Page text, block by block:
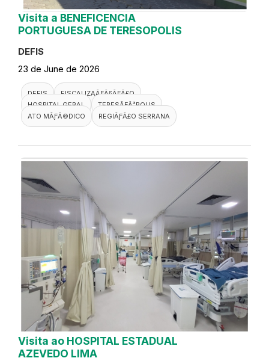
Visita a BENEFICENCIA
PORTUGUESA DE TERESOPOLIS
DEFIS
23 de June de 2026
DEFIS
FISCALIZAÃƑÂ§ÃƑÂ£O
HOSPITAL GERAL
TERESÃƑÂ³POLIS
ATO MÃƑÂ©DICO
REGIÃƑÂ£O SERRANA
Visita ao HOSPITAL ESTADUAL
AZEVEDO LIMA